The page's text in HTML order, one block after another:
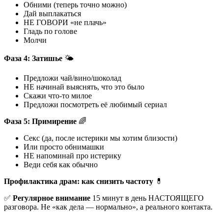
Обними (теперь точно можно)
Дай выплакаться
НЕ ГОВОРИ «не плачь»
Гладь по голове
Молчи
Фаза 4: Затишье 🌤️
Предложи чай/вино/шоколад
НЕ начинай выяснять, что это было
Скажи что-то милое
Предложи посмотреть её любимый сериал
Фаза 5: Примирение 🌈
Секс (да, после истерики мы хотим близости)
Или просто обнимашки
НЕ напоминай про истерику
Веди себя как обычно
Профилактика драм: как снизить частоту 💊
✅ Регулярное внимание 15 минут в день НАСТОЯЩЕГО
разговора. Не «как дела — нормально», а реального контакта.